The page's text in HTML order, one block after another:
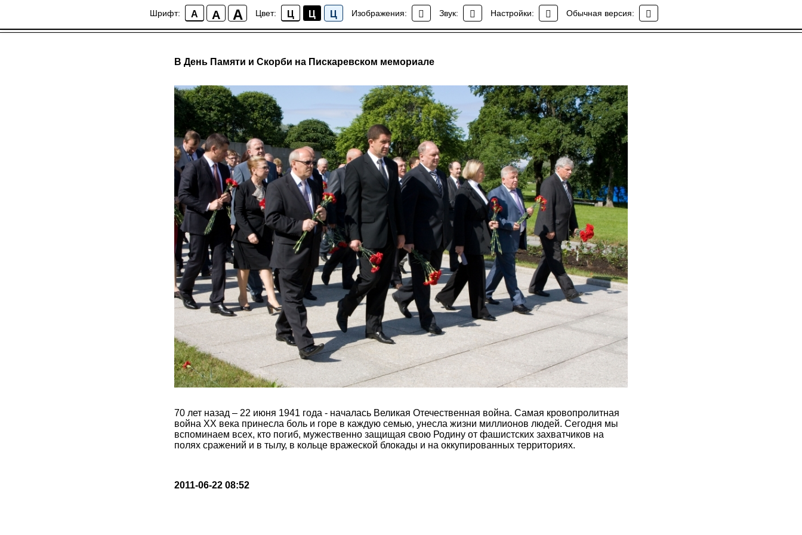
Шрифт: A A A Цвет: Ц Ц Ц Изображения: Звук: Настройки: Обычная версия:
Новости
В День Памяти и Скорби на Пискаревском мемориале
70 лет назад – 22 июня 1941 года - началась Великая Отечественная война. Самая кровопролитная
война XX века принесла боль и горе в каждую семью, унесла жизни миллионов людей. Сегодня мы
вспоминаем всех, кто погиб, мужественно защищая свою Родину от фашистских захватчиков на
полях сражений и в тылу, в кольце вражеской блокады и на оккупированных территориях.
2011-06-22 08:52